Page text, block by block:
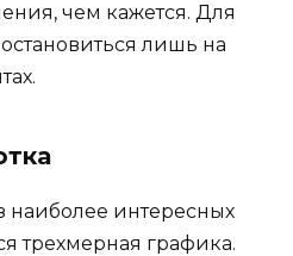
чем кажется. Для
лишь на
наиболее интересных
трехмерная графика.